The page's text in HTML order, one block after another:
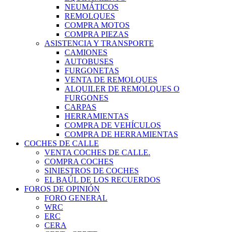
NEUMÁTICOS
REMOLQUES
COMPRA MOTOS
COMPRA PIEZAS
ASISTENCIA Y TRANSPORTE
CAMIONES
AUTOBUSES
FURGONETAS
VENTA DE REMOLQUES
ALQUILER DE REMOLQUES O
FURGONES
CARPAS
HERRAMIENTAS
COMPRA DE VEHÍCULOS
COMPRA DE HERRAMIENTAS
COCHES DE CALLE
VENTA COCHES DE CALLE.
COMPRA COCHES
SINIESTROS DE COCHES
EL BAÚL DE LOS RECUERDOS
FOROS DE OPINIÓN
FORO GENERAL
WRC
ERC
CERA